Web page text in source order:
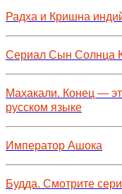
Радха и Кришна
Сериал Сын Солнца
Махакали. Конец —
русском языке
Император Ашока
Будда. Смотрите